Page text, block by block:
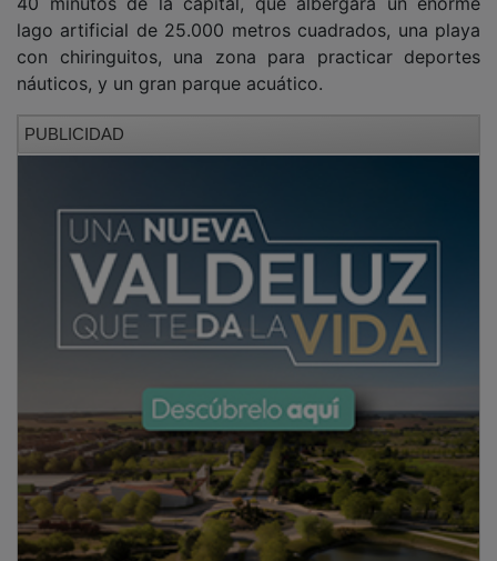
lago artificial de 25.000 metros cuadrados, una playa
con chiringuitos, una zona para practicar deportes
náuticos, y un gran parque acuático.